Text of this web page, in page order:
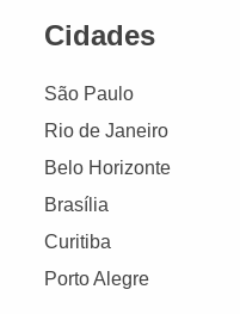
Cidades
São Paulo
Rio de Janeiro
Belo Horizonte
Brasília
Curitiba
Porto Alegre